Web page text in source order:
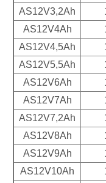
AS12V3,2Ah
AS12V4Ah
AS12V4,5Ah
AS12V5,5Ah
AS12V6Ah
AS12V7Ah
AS12V7,2Ah
AS12V8Ah
AS12V9Ah
AS12V10Ah